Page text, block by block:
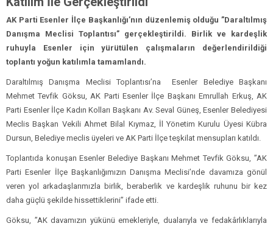
Kültür & Sanat
EĞİTİM
Müzik & Magazin
AK Parti Esenler İlçe Başkanlığı’nın düzenlemiş olduğu ”Daraltılmış
Danışma Meclisi Toplantısı” gerçekleştirildi. Birlik ve kardeşlik
ruhuyla Esenler için yürütülen çalışmaların değerlendirildiği
toplantı yoğun katılımla tamamlandı.
Daraltılmış Danışma Meclisi Toplantısı’na Esenler Belediye Başkanı
Mehmet Tevfik Göksu, AK Parti Esenler İlçe Başkanı Emrullah Erkuş, AK
Parti Esenler İlçe Kadın Kolları Başkanı Av. Seval Güneş, Esenler Belediyesi
Meclis Başkan Vekili Ahmet Bilal Kıymaz, İl Yönetim Kurulu Üyesi Kübra
Dursun, Belediye meclis üyeleri ve AK Parti İlçe teşkilat mensupları katıldı.
Toplantıda konuşan Esenler Belediye Başkanı Mehmet Tevfik Göksu, ”AK
Parti Esenler İlçe Başkanlığımızın Danışma Meclisi’nde davamıza gönül
veren yol arkadaşlarımızla birlik, beraberlik ve kardeşlik ruhunu bir kez
daha güçlü şekilde hissettiklerini” ifade etti.
Göksu, ”AK davamızın yükünü emekleriyle, dualarıyla ve fedakârlıklarıyla